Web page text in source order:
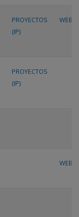
PROYECTOS
(IP)
WEB
PROYECTOS
(IP)
WEB